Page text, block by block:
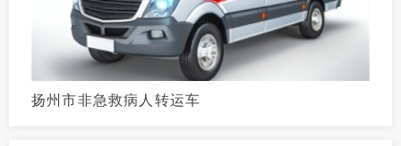
扬州市非急救病人转运车